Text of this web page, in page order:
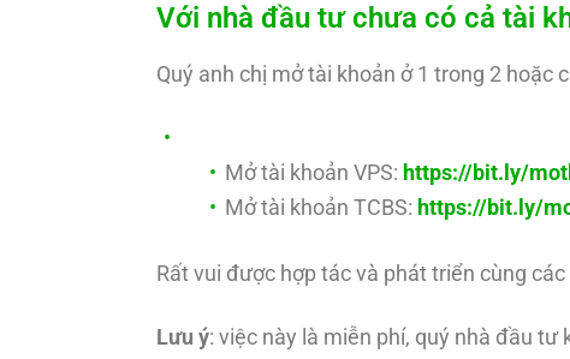
Với nhà đầu tư chưa có cả tài
Quý anh chị mở tài khoản ở 1 trong 2 hoặc
Mở tài khoản VPS: https://bit.ly/
Mở tài khoản TCBS: https://bit.ly/
Rất vui được hợp tác và phát triển cùng các
Lưu ý: việc này là miễn phí, quý nhà đầu